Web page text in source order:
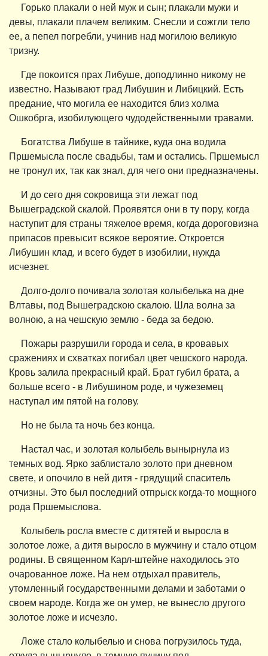
Горько плакали о ней муж и сын; плакали мужи и
девы, плакали плачем великим. Снесли и сожгли тело
ее, а пепел погребли, учинив над могилою великую
тризну.
Где покоится прах Либуше, доподлинно никому не
известно. Называют град Либушин и Либицкий. Есть
предание, что могила ее находится близ холма
Ошкобрга, изобилующего чудодейственными травами.
Богатства Либуше в тайнике, куда она водила
Пршемысла после свадьбы, там и остались. Пршемысл
не тронул их, так как знал, для чего они предназначены.
И до сего дня сокровища эти лежат под
Вышеградской скалой. Проявятся они в ту пору, когда
наступит для страны тяжелое время, когда дороговизна
припасов превысит всякое вероятие. Откроется
Либушин клад, и всего будет в изобилии, нужда
исчезнет.
Долго-долго почивала золотая колыбелька на дне
Влтавы, под Вышеградскою скалою. Шла волна за
волною, а на чешскую землю - беда за бедою.
Пожары разрушили города и села, в кровавых
сражениях и схватках погибал цвет чешского народа.
Кровь залила прекрасный край. Брат губил брата, а
больше всего - в Либушином роде, и чужеземец
наступал им пятой на голову.
Но не была та ночь без конца.
Настал час, и золотая колыбель вынырнула из
темных вод. Ярко заблистало золото при дневном
свете, и опочило в ней дитя - грядущий спаситель
отчизны. Это был последний отпрыск когда-то мощного
рода Пршемыслова.
Колыбель росла вместе с дитятей и выросла в
золотое ложе, а дитя выросло в мужчину и стало отцом
родины. В священном Карл-штейне находилось это
очарованное ложе. На нем отдыхал правитель,
утомленный государственными делами и заботами о
своем народе. Когда же он умер, не вынесло другого
золотое ложе и исчезло.
Ложе стало колыбелью и снова погрузилось туда,